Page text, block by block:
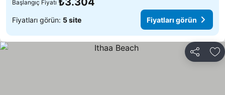
Başlangıç Fiyatı
Fiyatları görün: 5 site Fiyatları görün
Paylaş